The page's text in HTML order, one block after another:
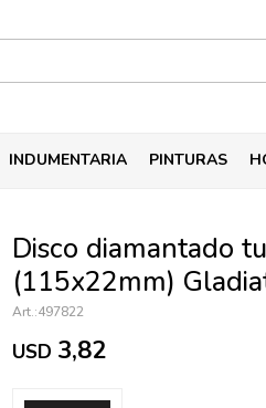
INDUMENTARIA PINTURAS
Disco diamantado
(115x22mm)
497822
USD 3,82